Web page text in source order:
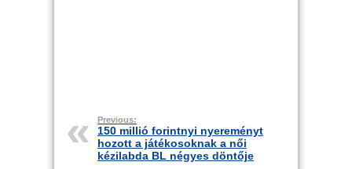
Previous:
150 millió forintnyi nyereményt
hozott a játékosoknak a női
kézilabda BL négyes döntője